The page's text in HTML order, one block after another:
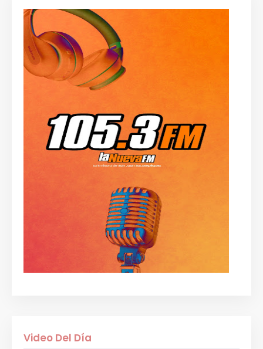
Video Del Día